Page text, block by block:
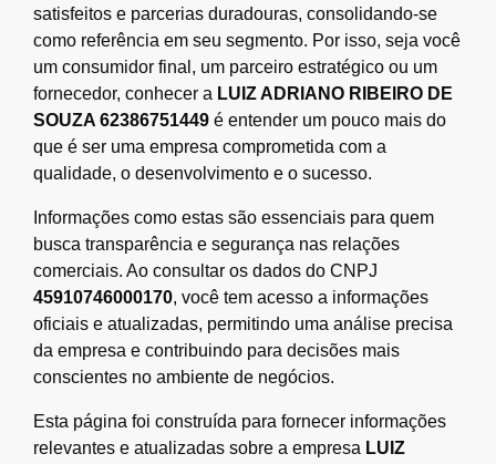
satisfeitos e parcerias duradouras, consolidando-se
como referência em seu segmento. Por isso, seja você
um consumidor final, um parceiro estratégico ou um
fornecedor, conhecer a LUIZ ADRIANO RIBEIRO DE
SOUZA 62386751449 é entender um pouco mais do
que é ser uma empresa comprometida com a
qualidade, o desenvolvimento e o sucesso.
Informações como estas são essenciais para quem
busca transparência e segurança nas relações
comerciais. Ao consultar os dados do CNPJ
45910746000170, você tem acesso a informações
oficiais e atualizadas, permitindo uma análise precisa
da empresa e contribuindo para decisões mais
conscientes no ambiente de negócios.
Esta página foi construída para fornecer informações
relevantes e atualizadas sobre a empresa LUIZ